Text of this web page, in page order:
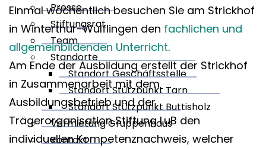
Presse
Stiftungsrat
Team
Standorte
Standort Geschäftsstelle
Standort Stützpunkt Tarn
Standort Stützpunkt Buttisholz
Vermietung Gruppenhaus
Kontakt
Einmal wöchentlich besuchen Sie am Strickhof
in Winterthur-Wülflingen den fachlichen und
allgemeinbildenden Unterricht.
Am Ende der Ausbildung erstellt der Strickhof
in Zusammenarbeit mit dem
Ausbildungsbetrieb und der
Trägerorganisation Stiftung LuB den
individuellen Kompetenznachweis, welcher